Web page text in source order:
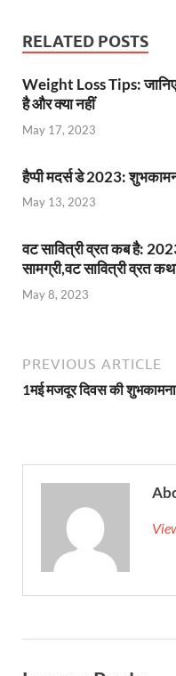
RELATED POSTS
Weight Loss Tips:
है और क्या नहीं
May 17, 2023
हैप्पी मदर्स डे 2023:
May 13, 2023
वट सावित्री व्रत कब है:
सामग्री,वट सावित्री व्रत
May 8, 2023
PREVIOUS ARTICLE
1मई मजदूर दिवस की